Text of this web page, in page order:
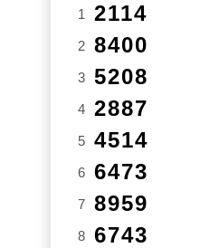
1 2114
2 8400
3 5208
4 2887
5 4514
6 6473
7 8959
8 6743